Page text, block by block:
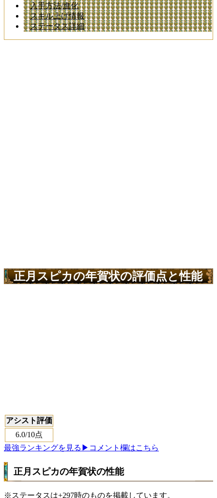
入手方法/進化
スキル上げ情報
ステータス詳細
正月スピカの年賀状の評価点と性能
アシスト評価
6.0/10点
最強ランキングを見る ▶コメント欄はこちら
正月スピカの年賀状の性能
※ステータスは+297時のものを掲載しています。